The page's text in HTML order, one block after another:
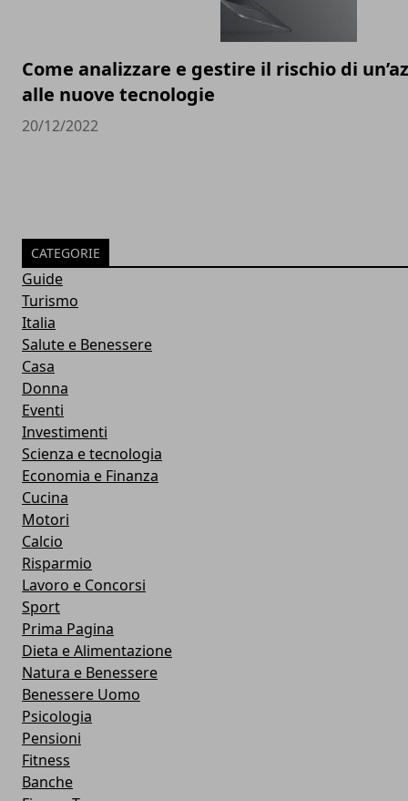
Come analizzare e gestire il rischio di
alle nuove tecnologie
20/12/2022
CATEGORIE
Guide
Turismo
Italia
Salute e Benessere
Casa
Donna
Eventi
Investimenti
Scienza e tecnologia
Economia e Finanza
Cucina
Motori
Calcio
Risparmio
Lavoro e Concorsi
Sport
Prima Pagina
Dieta e Alimentazione
Natura e Benessere
Benessere Uomo
Psicologia
Pensioni
Fitness
Banche